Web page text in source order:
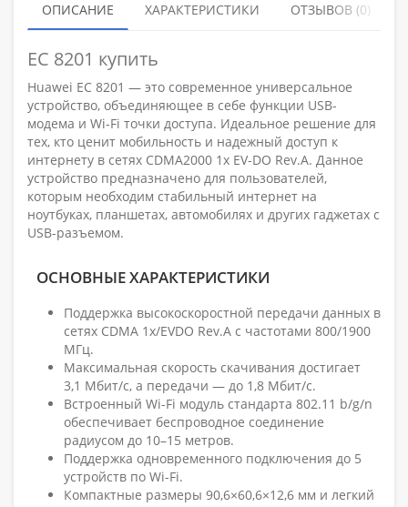
ОПИСАНИЕ ХАРАКТЕРИСТИКИ ОТЗЫВОВ (0)
EC 8201 купить
Huawei EC 8201 — это современное универсальное
устройство, объединяющее в себе функции USB-
модема и Wi-Fi точки доступа. Идеальное решение для
тех, кто ценит мобильность и надежный доступ к
интернету в сетях CDMA2000 1x EV-DO Rev.A. Данное
устройство предназначено для пользователей,
которым необходим стабильный интернет на
ноутбуках, планшетах, автомобилях и других гаджетах с
USB-разъемом.
ОСНОВНЫЕ ХАРАКТЕРИСТИКИ
Поддержка высокоскоростной передачи данных в
сетях CDMA 1x/EVDO Rev.A с частотами 800/1900
МГц.
Максимальная скорость скачивания достигает
3,1 Мбит/с, а передачи — до 1,8 Мбит/с.
Встроенный Wi-Fi модуль стандарта 802.11 b/g/n
обеспечивает беспроводное соединение
радиусом до 10–15 метров.
Поддержка одновременного подключения до 5
устройств по Wi-Fi.
Компактные размеры 90,6×60,6×12,6 мм и легкий